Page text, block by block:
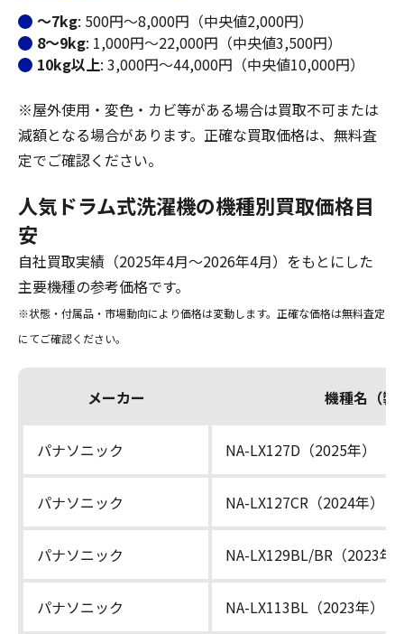
〜7kg: 500円〜8,000円（中央値2,000円）
8〜9kg: 1,000円〜22,000円（中央値3,500円）
10kg以上: 3,000円〜44,000円（中央値10,000円）
※屋外使用・変色・カビ等がある場合は買取不可または
減額となる場合があります。正確な買取価格は、無料査
定でご確認ください。
人気ドラム式洗濯機の機種別買取価格目
安
自社買取実績（2025年4月〜2026年4月）をもとにした
主要機種の参考価格です。
※状態・付属品・市場動向により価格は変動します。正確な価格は無料査定
にてご確認ください。
メーカー 機種名（製
パナソニック NA-LX127D（2025年）
パナソニック NA-LX127CR（2024年）
パナソニック NA-LX129BL/BR（2023年
パナソニック NA-LX113BL（2023年）